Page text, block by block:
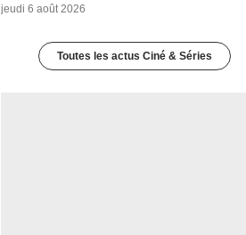
jeudi 6 août 2026
Toutes les actus Ciné & Séries